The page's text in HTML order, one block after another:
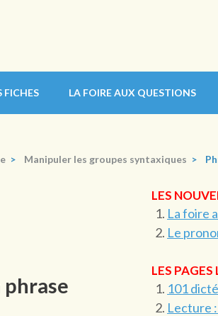
FICHES LA FOIRE AUX QUESTIONS
> Manipuler les groupes syntaxiques >
LES
La foire
Le
LES PAGES
101
Lecture